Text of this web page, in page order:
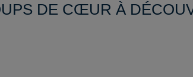
DE CŒUR À